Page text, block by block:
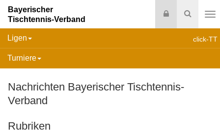
Suche
Login
Bayerischer
Tischtennis-Verband
click-TT
Ligen
Turniere
Nachrichten Bayerischer Tischtennis-
Verband
Rubriken